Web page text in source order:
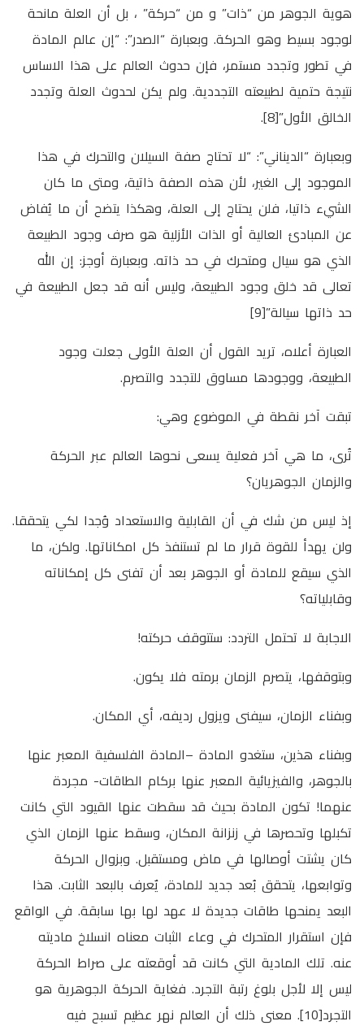
هوية الجوهر من “ذات” و من “حركة” ، بل أن العلة مانحة
لوجود بسيط وهو الحركة. وبعبارة “الصدر”: “إن عالم المادة
في تطور وتجدد مستمر، فإن حدوث العالم على هذا الاساس
نتيجة حتمية لطبيعته التجددية. ولم يكن لحدوث العلة وتجدد
الخالق الأول”[8].
وبعبارة “الديناني”: “لا تحتاج صفة السيلان والتحرك في هذا
الموجود إلى الغير، لأن هذه الصفة ذاتية، ومتى ما كان
الشيء ذاتيا، فلن يحتاج إلى العلة، وهكذا يتضح أن ما يُفاض
عن المبادئ العالية أو الذات الأزلية هو صرف وجود الطبيعة
الذي هو سيال ومتحرك في حد ذاته. وبعبارة أوجز: إن الله
تعالى قد خلق وجود الطبيعة، وليس أنه قد جعل الطبيعة في
حد ذاتها سيالة”[9]
العبارة أعلاه، تريد القول أن العلة الأولى جعلت وجود
الطبيعة، ووجودها مساوق للتجدد والتصرم.
تبقت آخر نقطة في الموضوع وهي:
تُرى، ما هي آخر فعلية يسعى نحوها العالم عبر الحركة
والزمان الجوهريان؟
إذ ليس من شك في أن القابلية والاستعداد وُجدا لكي يتحققا.
ولن يهدأ للقوة قرار ما لم تستنفذ كل امكاناتها. ولكن، ما
الذي سيقع للمادة أو الجوهر بعد أن تفنى كل إمكاناته
وقابلياته؟
الاجابة لا تحتمل التردد: ستتوقف حركته!
وبتوقفها، يتصرم الزمان برمته فلا يكون.
وبفناء الزمان، سيفنى ويزول رديفه، أي المكان.
وبفناء هذين، ستغدو المادة –المادة الفلسفية المعبر عنها
بالجوهر، والفيزيائية المعبر عنها بركام الطاقات- مجردة
عنهما! تكون المادة بحيث قد سقطت عنها القيود التي كانت
تكبلها وتحصرها في زنزانة المكان، وسقط عنها الزمان الذي
كان يشتت أوصالها في ماض ومستقبل. وبزوال الحركة
وتوابعها، يتحقق بُعد جديد للمادة، يٌعرف بالبعد الثابت. هذا
البعد يمنحها طاقات جديدة لا عهد لها بها سابقة. في الواقع
فإن استقرار المتحرك في وعاء الثبات معناه انسلاخ ماديته
عنه. تلك المادية التي كانت قد أوقعته على صراط الحركة
ليس إلا لأجل بلوغ رتبة التجرد. فغاية الحركة الجوهرية هو
التجرد[10]. معنى ذلك أن العالم نهر عظيم تسبح فيه